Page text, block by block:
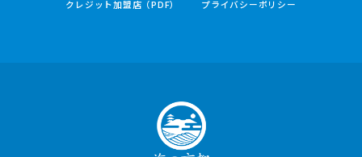
クレジット加盟店（PDF）
プライバシーポリシー